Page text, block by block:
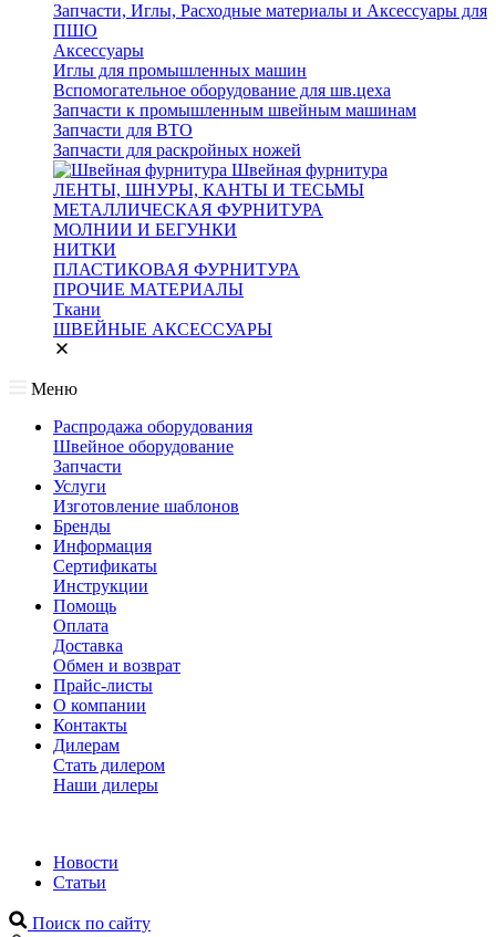
Запчасти, Иглы, Расходные материалы и Аксессуары для
ПШО
Аксессуары
Иглы для промышленных машин
Вспомогательное оборудование для шв.цеха
Запчасти к промышленным швейным машинам
Запчасти для ВТО
Запчасти для раскройных ножей
Швейная фурнитура
ЛЕНТЫ, ШНУРЫ, КАНТЫ И ТЕСЬМЫ
МЕТАЛЛИЧЕСКАЯ ФУРНИТУРА
МОЛНИИ И БЕГУНКИ
НИТКИ
ПЛАСТИКОВАЯ ФУРНИТУРА
ПРОЧИЕ МАТЕРИАЛЫ
Ткани
ШВЕЙНЫЕ АКСЕССУАРЫ
Меню
Распродажа оборудования
Швейное оборудование
Запчасти
Услуги
Изготовление шаблонов
Бренды
Информация
Сертификаты
Инструкции
Помощь
Оплата
Доставка
Обмен и возврат
Прайс-листы
О компании
Контакты
Дилерам
Стать дилером
Наши дилеры
Новости
Статьи
Поиск по сайту